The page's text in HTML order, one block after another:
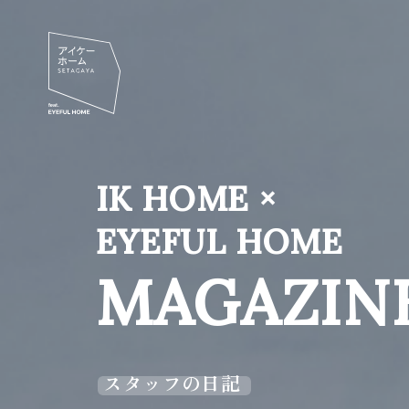
IK HOME ×
EYEFUL HOME
スタッフの日記